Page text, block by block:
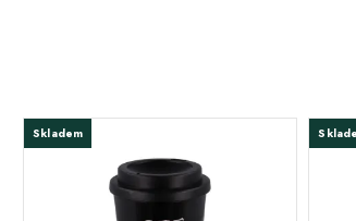
Skladem